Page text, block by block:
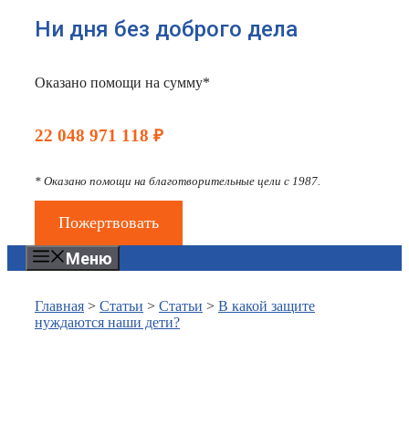
Ни дня без доброго дела
Оказано помощи на сумму*
22 048 971 118 ₽
* Оказано помощи на благотворительные цели с 1987.
Пожертвовать
Меню
Главная > Статьи > Статьи > В какой защите
нуждаются наши дети?